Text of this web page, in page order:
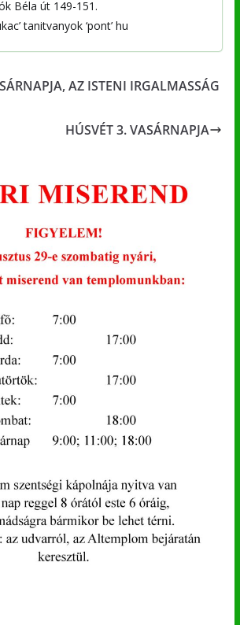
Béla út 149-151.
tanitvanyok ‘pont’ hu
AZ ISTENI IRGALMASSÁG
HÚSVÉT 3. VASÁRNAPJA